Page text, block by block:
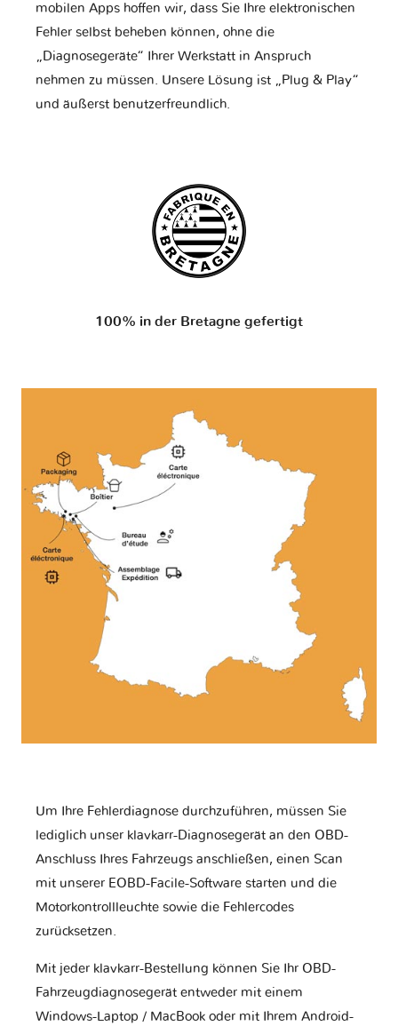
mobilen Apps hoffen wir, dass Sie Ihre elektronischen
Fehler selbst beheben können, ohne die
„Diagnosegeräte“ Ihrer Werkstatt in Anspruch
nehmen zu müssen. Unsere Lösung ist „Plug & Play“
und äußerst benutzerfreundlich.
100% in der Bretagne gefertigt
Um Ihre Fehlerdiagnose durchzuführen, müssen Sie
lediglich unser klavkarr-Diagnosegerät an den OBD-
Anschluss Ihres Fahrzeugs anschließen, einen Scan
mit unserer EOBD-Facile-Software starten und die
Motorkontrollleuchte sowie die Fehlercodes
zurücksetzen.
Mit jeder klavkarr-Bestellung können Sie Ihr OBD-
Fahrzeugdiagnosegerät entweder mit einem
Windows-Laptop / MacBook oder mit Ihrem Android-